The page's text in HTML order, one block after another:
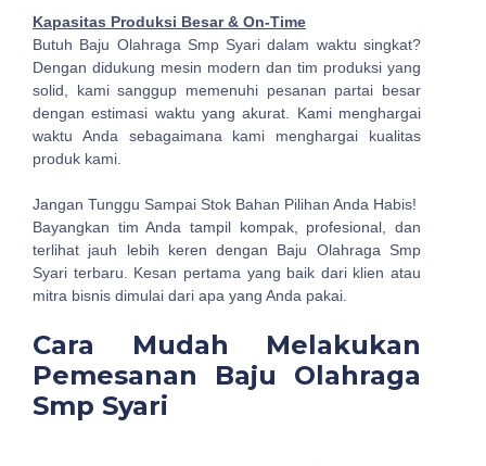
Kapasitas Produksi Besar & On-Time
Butuh Baju Olahraga Smp Syari dalam waktu singkat?
Dengan didukung mesin modern dan tim produksi yang
solid, kami sanggup memenuhi pesanan partai besar
dengan estimasi waktu yang akurat. Kami menghargai
waktu Anda sebagaimana kami menghargai kualitas
produk kami.
Jangan Tunggu Sampai Stok Bahan Pilihan Anda Habis!
Bayangkan tim Anda tampil kompak, profesional, dan
terlihat jauh lebih keren dengan Baju Olahraga Smp
Syari terbaru. Kesan pertama yang baik dari klien atau
mitra bisnis dimulai dari apa yang Anda pakai.
Cara Mudah Melakukan
Pemesanan Baju Olahraga
Smp Syari